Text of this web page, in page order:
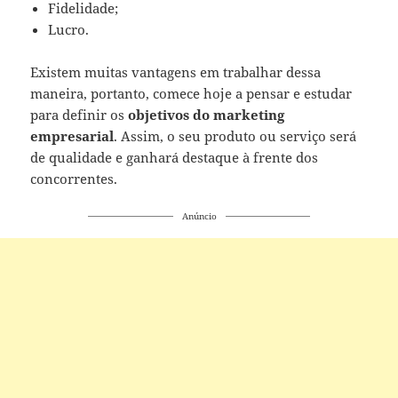
Fidelidade;
Lucro.
Existem muitas vantagens em trabalhar dessa
maneira, portanto, comece hoje a pensar e estudar
para definir osobjetivos do marketing
empresarial. Assim, o seu produto ou serviço será
de qualidade e ganhará destaque à frente dos
concorrentes.
Anúncio